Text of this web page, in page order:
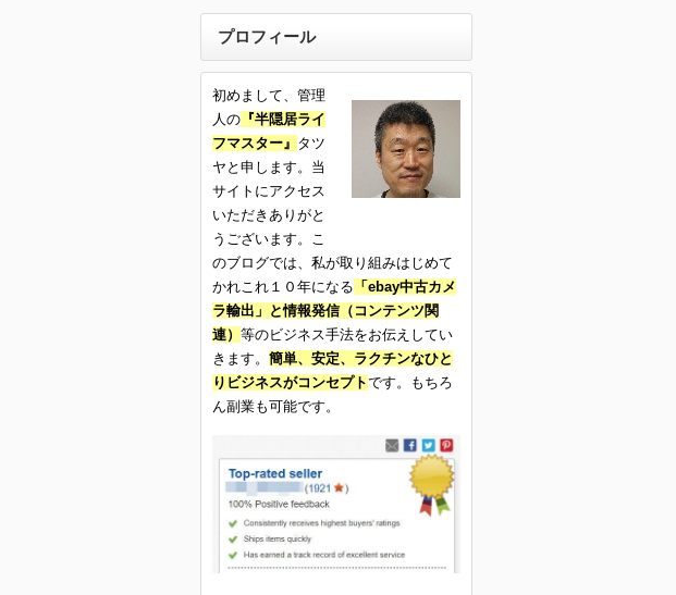
プロフィール
初めまして、管理
人の 『半隠居ライ
フマスター』 タツ
ヤと申します。当
サイトにアクセス
いただきありがと
うございます。こ
のブログでは、私が取り組みはじめて
かれこれ１０年になる 「ebay中古カメ
ラ輸出」と情報発信（コンテンツ関
連） 等のビジネス手法をお伝えしてい
きます。 簡単、安定、ラクチンなひと
りビジネスがコンセプトです。もちろ
ん副業も可能です。